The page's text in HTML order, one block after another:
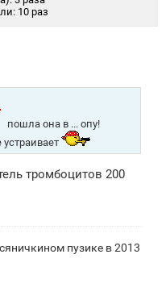
10 раз
пошла она в ... опу!
тромбоцитов 200
пузике в 2013